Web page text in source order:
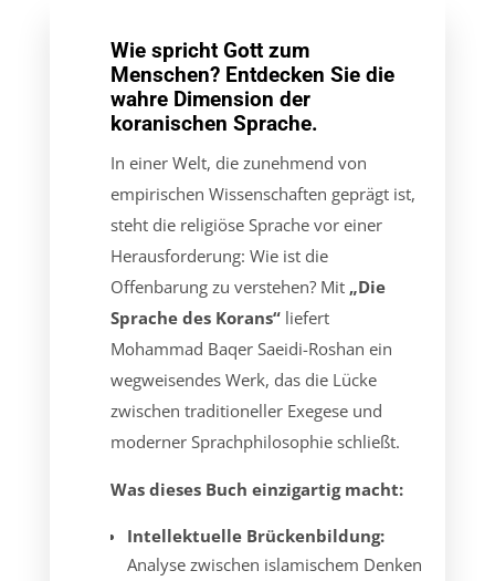
Wie spricht Gott zum
Menschen? Entdecken Sie die
wahre Dimension der
koranischen Sprache.
In einer Welt, die zunehmend von
empirischen Wissenschaften geprägt ist,
steht die religiöse Sprache vor einer
Herausforderung: Wie ist die
Offenbarung zu verstehen? Mit „Die
Sprache des Korans“liefert
Mohammad Baqer Saeidi-Roshan ein
wegweisendes Werk, das die Lücke
zwischen traditioneller Exegese und
moderner Sprachphilosophie schließt.
Was dieses Buch einzigartig macht:
Intellektuelle Brückenbildung:
Analyse zwischen islamischem Denken